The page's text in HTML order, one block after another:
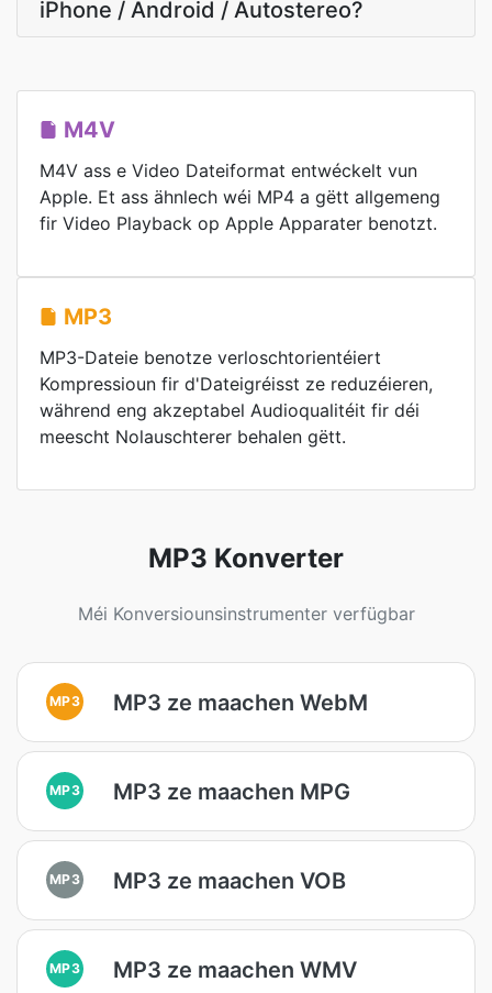
iPhone / Android / Autostereo?
M4V
M4V ass e Video Dateiformat entwéckelt vun
Apple. Et ass ähnlech wéi MP4 a gëtt allgemeng
fir Video Playback op Apple Apparater benotzt.
MP3
MP3-Dateie benotze verloschtorientéiert
Kompressioun fir d'Dateigréisst ze reduzéieren,
während eng akzeptabel Audioqualitéit fir déi
meescht Nolauschterer behalen gëtt.
MP3 Konverter
Méi Konversiounsinstrumenter verfügbar
MP3 MP3 ze maachen WebM
MP3 MP3 ze maachen MPG
MP3 MP3 ze maachen VOB
MP3 MP3 ze maachen WMV